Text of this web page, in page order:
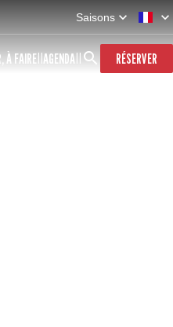
Saisons
À FAIRE AGENDA RÉSERVER